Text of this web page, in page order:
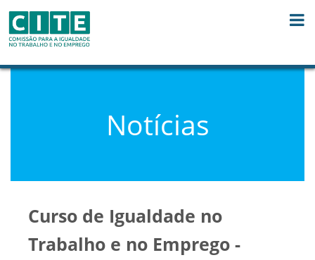
Notícias
Curso de Igualdade no
Trabalho e no Emprego -